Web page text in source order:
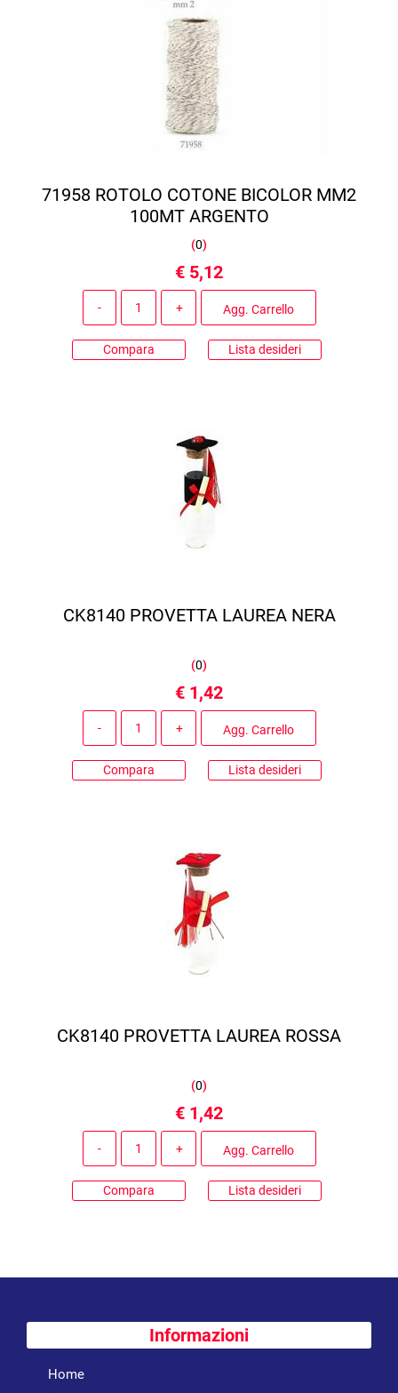
71958 ROTOLO COTONE BICOLOR MM2
100MT ARGENTO
(0)
€ 5,12
Agg. Carrello
Compara Lista desideri
CK8140 PROVETTA LAUREA NERA
(0)
€ 1,42
Agg. Carrello
Compara Lista desideri
CK8140 PROVETTA LAUREA ROSSA
(0)
€ 1,42
Agg. Carrello
Compara Lista desideri
Informazioni
Home